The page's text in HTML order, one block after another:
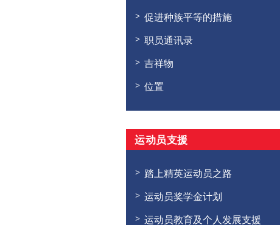
促进种族平等的措施
职员通讯录
吉祥物
位置
运动员支援
踏上精英运动员之路
运动员奖学金计划
运动员教育及个人发展支援